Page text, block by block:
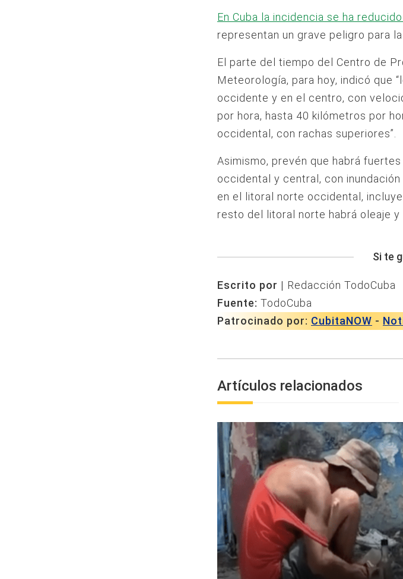
En Cuba la incidencia se ha
representan un grave peligro para la
El parte del tiempo del Centro de
Meteorología, para hoy, indicó que
occidente y en el centro, con
por hora, hasta 40 kilómetros por
occidental, con rachas superiores”.
Asimismo, prevén que habrá
occidental y central, con
en el litoral norte occidental,
resto del litoral norte habrá oleaje
Si te
Escrito por | Redacción TodoCuba
Fuente: TodoCuba
Patrocinado por: CubitaNOW -
Artículos relacionados